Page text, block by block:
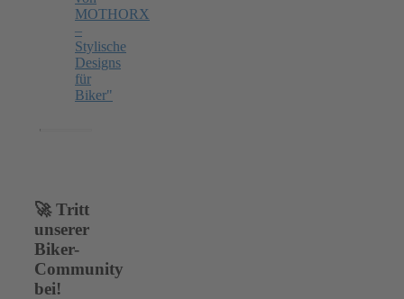
🚀 Tritt
unserer
Biker-
Community
bei!